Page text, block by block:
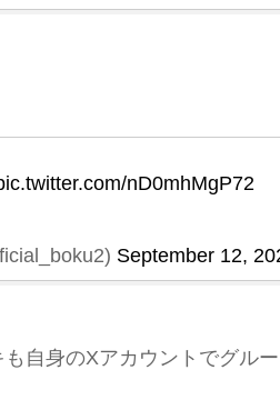
nD0mhMgP72
September 12,
自身のXアカウントでグルー